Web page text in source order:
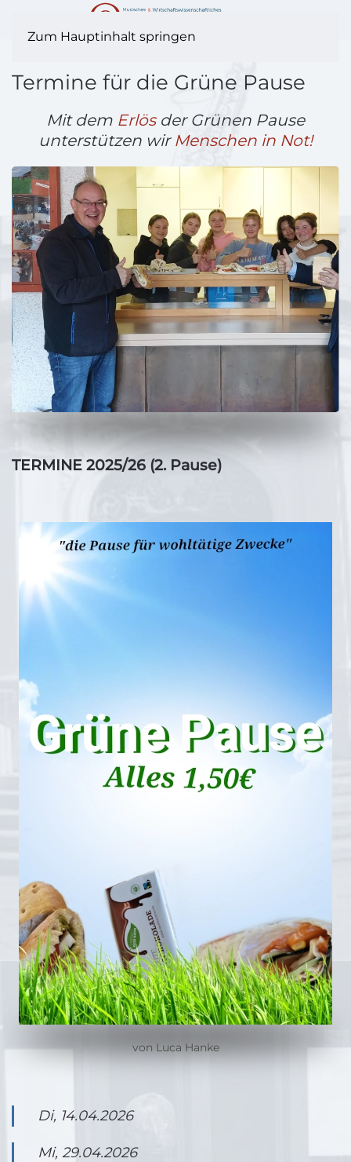
Zum Hauptinhalt springen
Termine für die Grüne Pause
Mit dem Erlösder Grünen Pause
unterstützen wir Menschen in Not!
TERMINE 2025/26 (2. Pause)
von Luca Hanke
Di, 14.04.2026
Mi, 29.04.2026